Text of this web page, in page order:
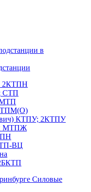
2КТПН
СТП
МТП
КТПУ; 2КТПУ
МТПЖ
ВЦ
Силовые